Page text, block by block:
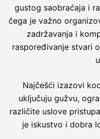
gustog saobraćaja i
čega je važno
zadržavanja i
raspoređivanje stvari
Najčešći izazovi
uključuju gužvu,
različite uslove
je iskustvo i dobra